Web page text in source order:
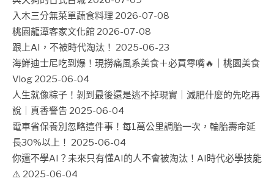
入木三分無菜單蔬食料理 2026-07-08
桃園龍潭客家文化館 2026-07-08
跟上AI，不被時代淘汰！ 2025-06-23
海鮮迪士尼吃到爆！現撈痛風系美食＋必買零嘴🔥｜桃園美食
Vlog 2025-06-04
人生就像粽子！剝到最後還是逃不掉現實｜減肥什麼的先吃再
說｜真香警告 2025-06-04
電車省保養別忽略這件事！每1萬公里調胎一次，輪胎壽命延
長30%以上！ 2025-06-04
你還不學AI？未來只有懂AI的人不會被淘汰！AI時代必學技能
⚠️ 2025-06-04